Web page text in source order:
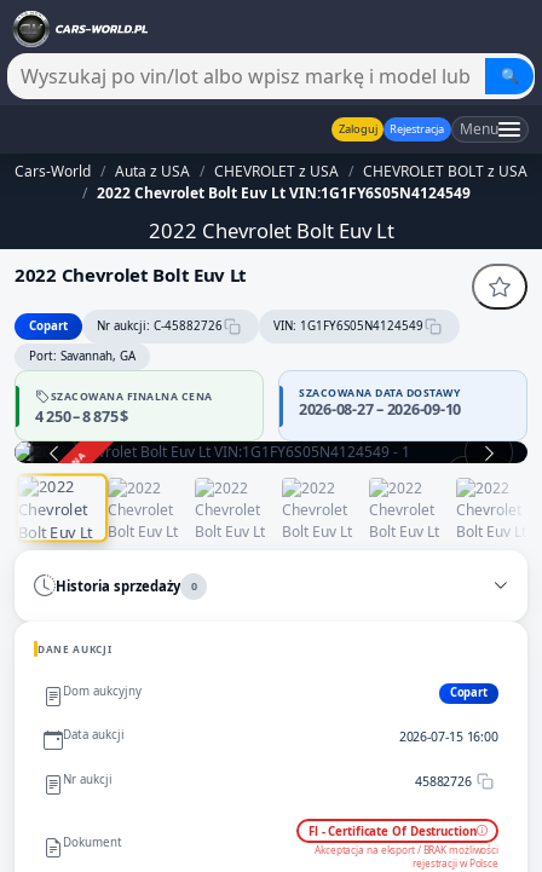
🔍
Zaloguj Rejestracja Menu
Cars-World / Auta z USA / CHEVROLET z USA / CHEVROLET BOLT z USA
/ 2022 Chevrolet Bolt Euv Lt VIN:1G1FY6S05N4124549
2022 Chevrolet Bolt Euv Lt
2022 Chevrolet Bolt Euv Lt
Copart Nr aukcji: C-45882726
VIN: 1G1FY6S05N4124549
Port: Savannah, GA
SZACOWANA FINALNA CENA
4 250 – 8 875 $
SZACOWANA DATA DOSTAWY
2026-08-27 – 2026-09-10
ZAKOŃCZONA
Historia sprzedaży 0
DANE AUKCJI
Dom aukcyjny Copart
Data aukcji 2026-07-15 16:00
Nr aukcji 45882726
Dokument
Fl - Certificate Of Destruction
Akceptacja na eksport / BRAK możliwości
rejestracji w Polsce